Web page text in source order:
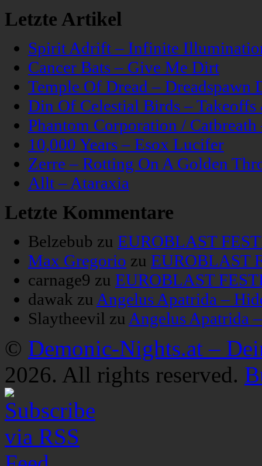
Letzte Artikel
Spirit Adrift – Infinite
Cancer Bats – Give Me Dirt
Temple Of Dread – Dreadspawn
Din Of Celestial Birds –
Phantom Corporation /
10,000 Years – Esox Lucifer
Zerre – Rotting On A Golden
Allt – Ataraxia
Letzte Kommentare
Belzebub zu EUROBLAST
Max Gregorio zu EUROBLAST
carnage9 zu EUROBLAST
dawak zuAngelus Apatrida –
Slaytheevil zuAngelus Apatrida
© Demonic-Nights.at –
2026. All rights reserved.